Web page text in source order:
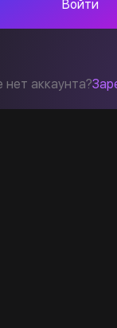
Войти
нет аккаунта?